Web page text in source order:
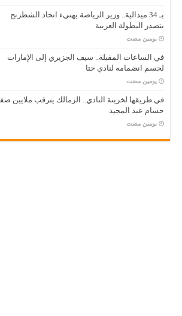
بـ 34 ميدالية.. وزير الرياضة يهنيء اتحاد الشطرنج
بتصدر البطولة العربية
‏يومين مضت
في الساعات المقبلة.. سيف الجزيري إلى الإمارات
لحسم انضمامه لنادي حتا
‏يومين مضت
في طريقها لخزينة النادي.. الزمالك يترقب ملايين
حسام عبد المجيد
‏يومين مضت